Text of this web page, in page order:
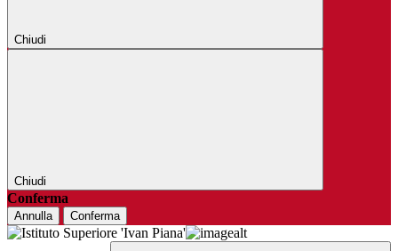
Chiudi
Chiudi
Conferma
Annulla Conferma